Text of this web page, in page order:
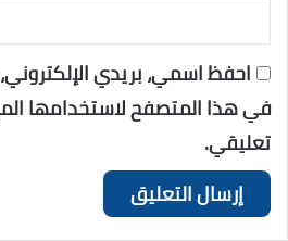
احفظ اسمي، بريدي
في هذا المتصفح لاستخدامها
تعليقي.